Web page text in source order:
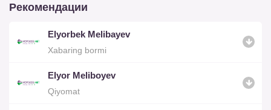
Рекомендации
Elyorbek Melibayev
Xabaring bormi
Elyor Meliboyev
Qiyomat